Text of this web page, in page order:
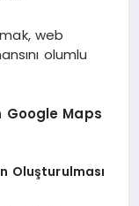
web
olumlu
Google Maps
Oluşturulması